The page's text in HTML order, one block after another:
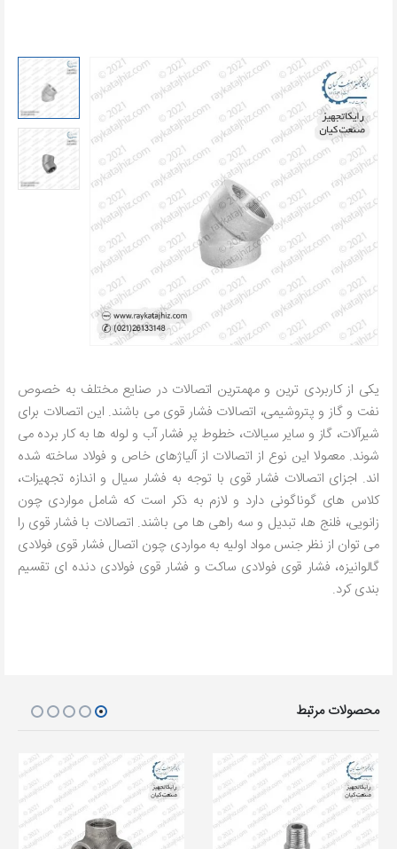
یکی از کاربردی ترین و مهمترین اتصالات در صنایع مختلف به خصوص
نفت و گاز و پتروشیمی، اتصالات فشار قوی می باشند. این اتصالات برای
شیرآلات، گاز و سایر سیالات، خطوط پر فشار آب و لوله ها به کار برده می
شوند. معمولا این نوع از اتصالات از آلیاژهای خاص و فولاد ساخته شده
اند. اجزای اتصالات فشار قوی با توجه به فشار سیال و اندازه تجهیزات،
کلاس های گوناگونی دارد و لازم به ذکر است که شامل مواردی چون
زانویی، فلنج ها، تبدیل و سه راهی ها می باشند. اتصالات با فشار قوی را
می توان از نظر جنس مواد اولیه به مواردی چون اتصال فشار قوی فولادی
گالوانیزه، فشار قوی فولادی ساکت و فشار قوی فولادی دنده ای تقسیم
بندی کرد.
محصولات مرتبط